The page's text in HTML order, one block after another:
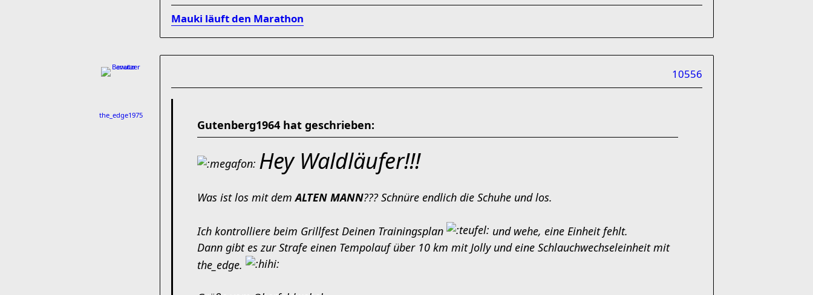
Mauki läuft den Marathon
the_edge1975
10556
Gutenberg1964 hat geschrieben:
Hey Waldläufer!!!
Was ist los mit demALTEN MANN??? Schnüre endlich die Schuhe und los.
Ich kontrolliere beim Grillfest Deinen Trainingsplan
und wehe, eine Einheit fehlt.
Dann gibt es zur Strafe einen Tempolauf über 10 km mit Jolly und eine Schlauchwechseleinheit mit
the_edge.